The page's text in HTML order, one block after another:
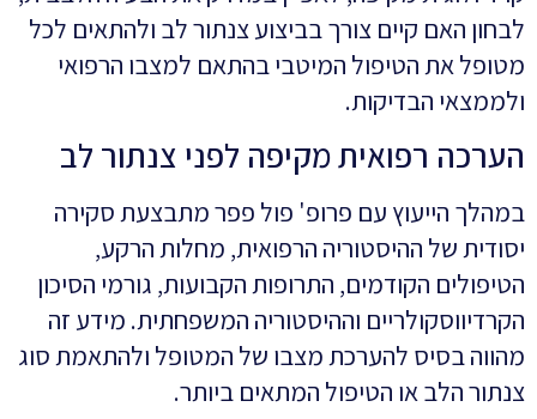
לבחון האם קיים צורך בביצוע צנתור לב ולהתאים לכל
מטופל את הטיפול המיטבי בהתאם למצבו הרפואי
ולממצאי הבדיקות.
הערכה רפואית מקיפה לפני צנתור לב
במהלך הייעוץ עם פרופ' פול פפר מתבצעת סקירה
יסודית של ההיסטוריה הרפואית, מחלות הרקע,
הטיפולים הקודמים, התרופות הקבועות, גורמי הסיכון
הקרדיווסקולריים וההיסטוריה המשפחתית. מידע זה
מהווה בסיס להערכת מצבו של המטופל ולהתאמת סוג
צנתור הלב או הטיפול המתאים ביותר.